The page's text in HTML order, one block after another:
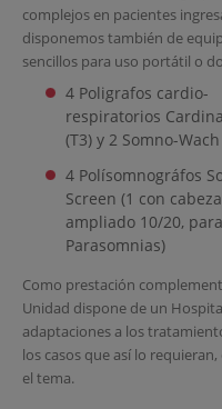
complejos en pacientes
disponemos también de
sencillos para uso portátil o
4 Poligrafos cardio-
respiratorios
(T3) y 2 Somno-Wach
4 Polísomnográfos
Screen (1 con
ampliado 10/20, para
Parasomnias)
Como prestación
Unidad dispone de un
adaptaciones a los
los casos que así lo
el tema.